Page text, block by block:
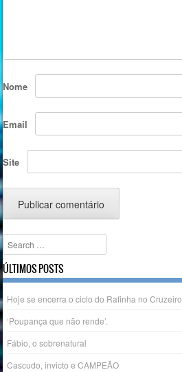
Nome
Email
Site
Search
ÚLTIMOS POSTS
Hoje se encerra o ciclo do Rafinha no
‘Poupança que não rende’.
Fábio, o sobrenatural
Cascudo, invicto e CAMPEÃO